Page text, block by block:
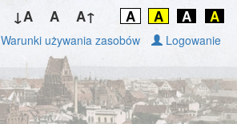
↓A A A↑ A A A A
Warunki używania zasobów Logowanie